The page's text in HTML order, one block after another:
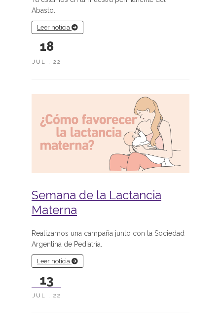
Abasto.
Leer noticia
18
JUL . 22
Semana de la Lactancia
Materna
Realizamos una campaña junto con la Sociedad
Argentina de Pediatría.
Leer noticia
13
JUL . 22